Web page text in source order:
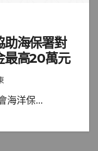
助海保署對
最高20萬元
海洋保...